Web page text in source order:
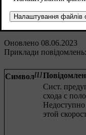
Оновлено 08.06.2023
разом з
потреби
Приклади повідомлень:
Символ[1]
Сист.
схода с
Недоступно
этой